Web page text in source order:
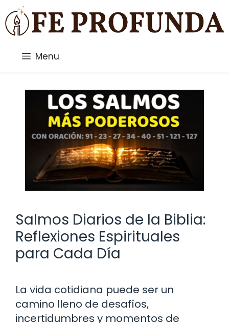
Saltar
al
contenido
Menu
Salmos Diarios de la Biblia:
Reflexiones Espirituales
para Cada Día
La vida cotidiana puede ser un
camino lleno de desafíos,
incertidumbres y momentos de